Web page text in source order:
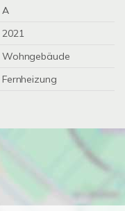
A
2021
Wohngebäude
Fernheizung